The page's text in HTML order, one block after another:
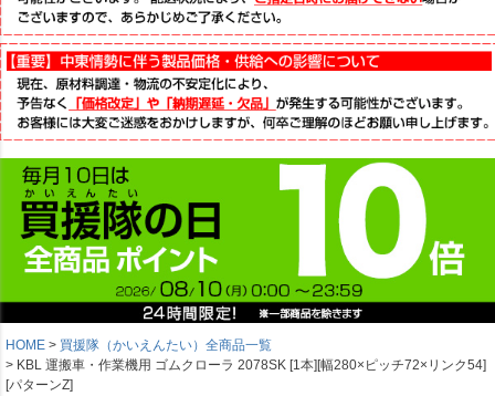
HOME
買援隊（かいえんたい）全商品一覧
KBL 運搬車・作業機用 ゴムクローラ 2078SK [1本][幅280×ピッチ72×リンク54]
[パターンZ]